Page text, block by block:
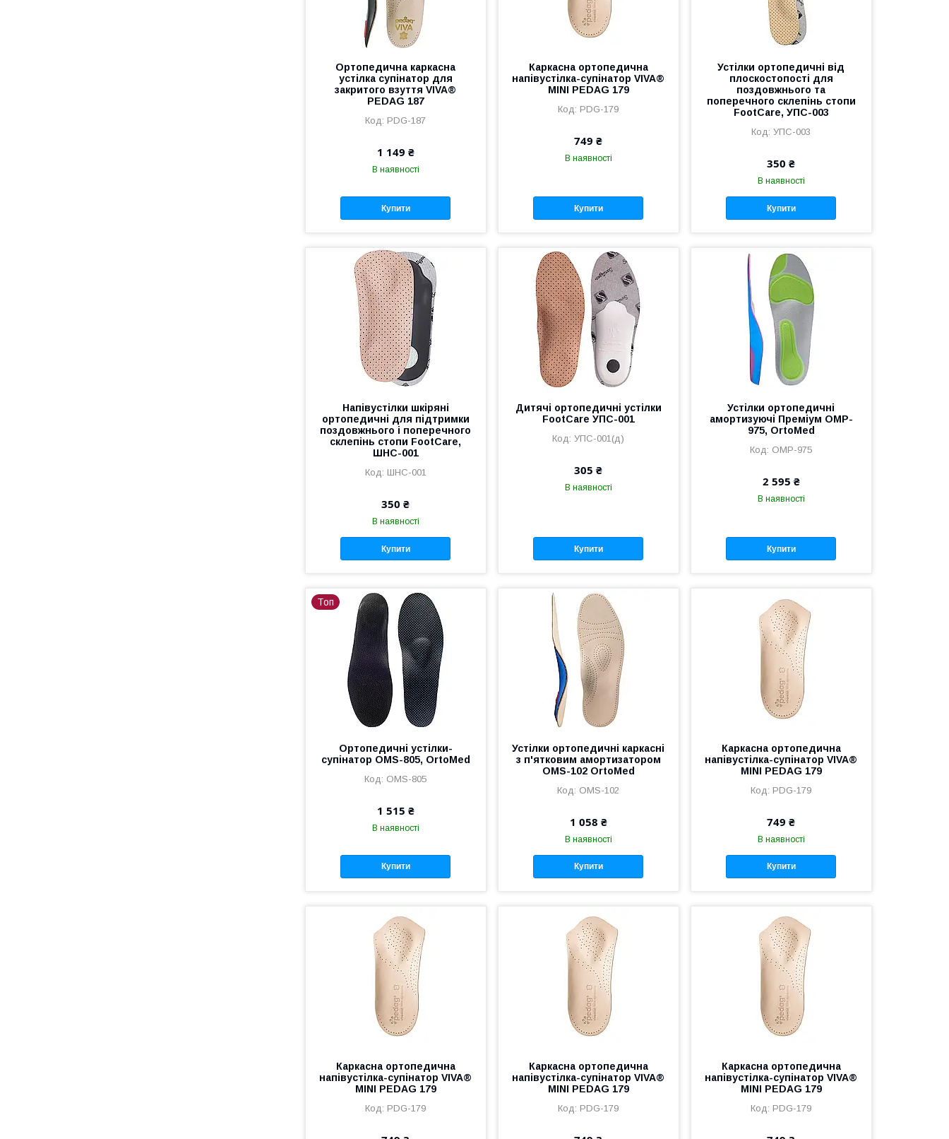
Ортопедична каркасна
устілка супінатор для
закритого взуття VIVA®
PEDAG 187
PDG-187
1 149 ₴
В наявності
Купити
Каркасна ортопедична
напівустілка-супінатор VIVA®
MINI PEDAG 179
PDG-179
749 ₴
В наявності
Купити
Устілки ортопедичні від
плоскостопості для
поздовжнього та
поперечного склепінь стопи
FootCare, УПС-003
УПС-003
350 ₴
В наявності
Купити
Напівустілки шкіряні
ортопедичні для підтримки
поздовжнього і поперечного
склепінь стопи FootCare,
ШНС-001
ШНС-001
350 ₴
В наявності
Купити
Дитячі ортопедичні устілки
FootCare УПС-001
УПС-001(д)
305 ₴
В наявності
Купити
Устілки ортопедичні
амортизуючі Преміум OMP-
975, OrtoMed
OMP-975
2 595 ₴
В наявності
Купити
Топ
Ортопедичні устілки-
супінатор OMS-805, OrtoMed
OMS-805
1 515 ₴
В наявності
Купити
Устілки ортопедичні каркасні
з п'ятковим амортизатором
OMS-102 OrtoMed
OMS-102
1 058 ₴
В наявності
Купити
Каркасна ортопедична
напівустілка-супінатор VIVA®
MINI PEDAG 179
PDG-179
749 ₴
В наявності
Купити
Каркасна ортопедична
напівустілка-супінатор VIVA®
MINI PEDAG 179
PDG-179
Каркасна ортопедична
напівустілка-супінатор VIVA®
MINI PEDAG 179
PDG-179
Каркасна ортопедична
напівустілка-супінатор VIVA®
MINI PEDAG 179
PDG-179